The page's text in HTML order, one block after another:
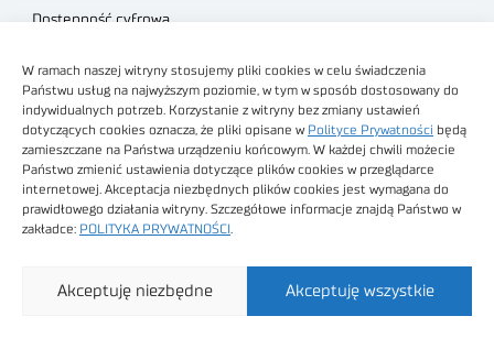
W ramach naszej witryny stosujemy pliki cookies w celu świadczenia
Państwu usług na najwyższym poziomie, w tym w sposób dostosowany do
indywidualnych potrzeb. Korzystanie z witryny bez zmiany ustawień
dotyczących cookies oznacza, że pliki opisane w Polityce Prywatności będą
zamieszczane na Państwa urządzeniu końcowym. W każdej chwili możecie
Państwo zmienić ustawienia dotyczące plików cookies w przeglądarce
internetowej. Akceptacja niezbędnych plików cookies jest wymagana do
prawidłowego działania witryny. Szczegółowe informacje znajdą Państwo w
zakładce: POLITYKA PRYWATNOŚCI
Akceptuję wszystkie
Akceptuję niezbędne
Dostępność cyfrowa
Regulamin sklepu
Obrazy stockowe
autorstwa
Technologiczny